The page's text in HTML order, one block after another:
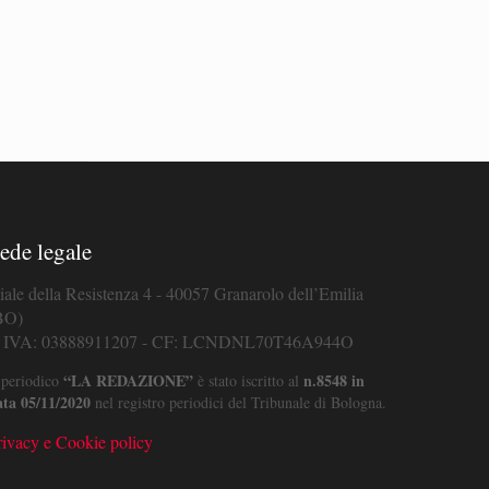
legale
della Resistenza 4 - 40057 Granarolo dell’Emilia
IVA: 03888911207 - CF: LCNDNL70T46A944O
“LA REDAZIONE”è stato iscritto al n.8548 in
05/11/2020nel registro periodici del Tribunale di Bologna.
e Cookie policy